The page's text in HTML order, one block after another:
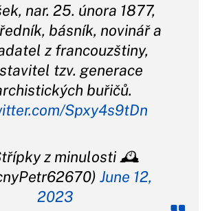
nar. 25. února 1877,
básník, novinář a
z francouzštiny,
tzv. generace
buřičů.
Spxy4s9tDn
z minulosti 🕰️
June 12,
2023